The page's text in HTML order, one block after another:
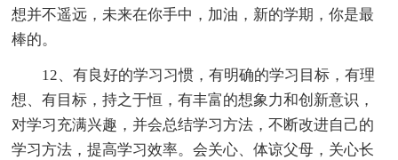
想并不遥远，未来在你手中，加油，新的学期，你是最
棒的。
12、有良好的学习习惯，有明确的学习目标，有理
想、有目标，持之于恒，有丰富的想象力和创新意识，
对学习充满兴趣，并会总结学习方法，不断改进自己的
学习方法，提高学习效率。会关心、体谅父母，关心长